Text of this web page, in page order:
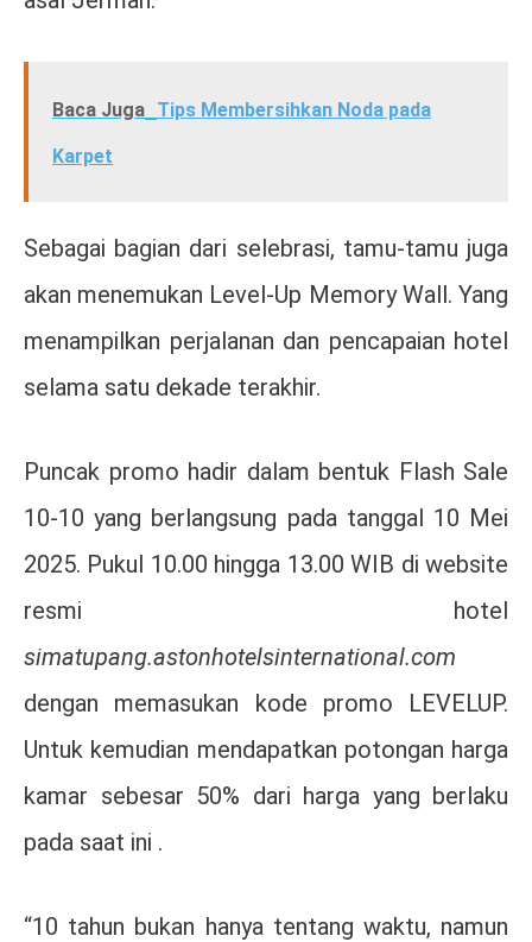
Baca Juga Tips Membersihkan Noda pada
Karpet
Sebagai bagian dari selebrasi, tamu-tamu juga
akan menemukan Level-Up Memory Wall. Yang
menampilkan perjalanan dan pencapaian hotel
selama satu dekade terakhir.
Puncak promo hadir dalam bentuk Flash Sale
10-10 yang berlangsung pada tanggal 10 Mei
2025. Pukul 10.00 hingga 13.00 WIB di website
resmi hotel
simatupang.astonhotelsinternational.com
dengan memasukan kode promo LEVELUP.
Untuk kemudian mendapatkan potongan harga
kamar sebesar 50% dari harga yang berlaku
pada saat ini .
“10 tahun bukan hanya tentang waktu, namun